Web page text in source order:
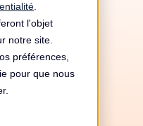
l'objet
notre site.
préférences,
pour que nous
📚 Notions de base
⚒️ Outils
🛡️ Sécurité